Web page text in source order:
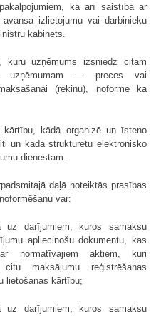
kā arī saistībā ar
izlietojumu vai darbinieku
kabinets.
kuru uzņēmums izsniedz citam
uzņēmumam — preces vai
(rēķinu), noformē kā
kādā organizē un īsteno
un kādā strukturētu elektronisko
dienestam.
daļā noteiktās prasības
var:
darījumiem, kuros samaksu
apliecinošu dokumentu, kas
normatīvajiem aktiem, kuri
maksājumu reģistrēšanas
lietošanas kārtību;
darījumiem, kuros samaksu